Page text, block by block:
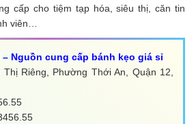
cấp cho tiệm tạp hóa, siêu thị, căn tin
viên…
– Nguồn cung cấp bánh kẹo giá sỉ
Riêng, Phường Thới An, Quận 12,